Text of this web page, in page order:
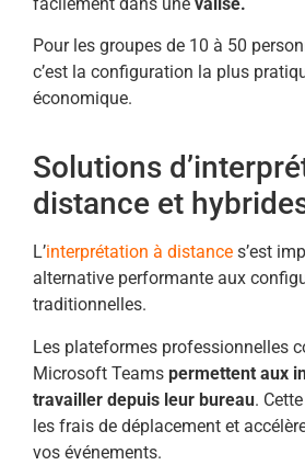
Pour les groupes de 10 à 50
c’est la configuration la plus
économique.
Solutions
distance et
L’interprétation à distance s’est
alternative performante aux
traditionnelles.
Les plateformes professionnelles
Microsoft Teams permettent aux
travailler depuis leur bureau.
les frais de déplacement et
vos événements.